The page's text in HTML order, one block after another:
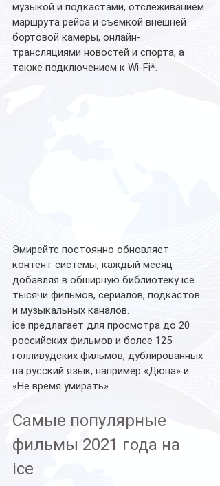
музыкой и подкастами, отслеживанием
маршрута рейса и съемкой внешней
бортовой камеры, онлайн-
трансляциями новостей и спорта, а
также подключением к Wi-Fi*.
Эмирейтс постоянно обновляет
контент системы, каждый месяц
добавляя в обширную библиотеку ice
тысячи фильмов, сериалов, подкастов
и музыкальных каналов.
ice предлагает для просмотра до 20
российских фильмов и более 125
голливудских фильмов, дублированных
на русский язык, например «Дюна» и
«Не время умирать».
Самые популярные
фильмы 2021 года на
ice